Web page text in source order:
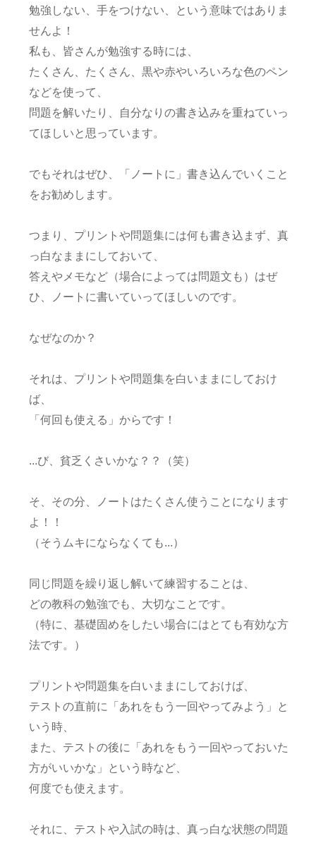
勉強しない、手をつけない、という意味ではありま
せんよ！
私も、皆さんが勉強する時には、
たくさん、たくさん、黒や赤やいろいろな色のペン
などを使って、
問題を解いたり、自分なりの書き込みを重ねていっ
てほしいと思っています。
でもそれはぜひ、「ノートに」書き込んでいくこと
をお勧めします。
つまり、プリントや問題集には何も書き込まず、真
っ白なままにしておいて、
答えやメモなど（場合によっては問題文も）はぜ
ひ、ノートに書いていってほしいのです。
なぜなのか？
それは、プリントや問題集を白いままにしておけ
ば、
「何回も使える」からです！
...び、貧乏くさいかな？？（笑）
そ、その分、ノートはたくさん使うことになります
よ！！
（そうムキにならなくても...）
同じ問題を繰り返し解いて練習することは、
どの教科の勉強でも、大切なことです。
（特に、基礎固めをしたい場合にはとても有効な方
法です。）
プリントや問題集を白いままにしておけば、
テストの直前に「あれをもう一回やってみよう」と
いう時、
また、テストの後に「あれをもう一回やっておいた
方がいいかな」という時など、
何度でも使えます。
それに、テストや入試の時は、真っ白な状態の問題